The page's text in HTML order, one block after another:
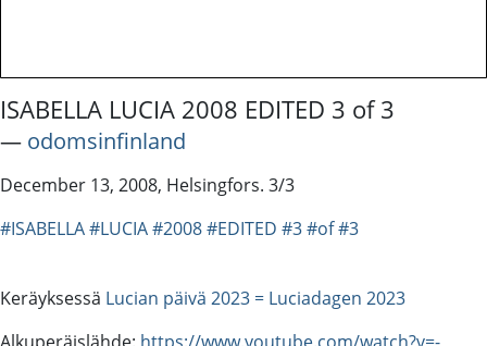
ISABELLA LUCIA 2008 EDITED 3 of 3
― odomsinfinland
December 13, 2008, Helsingfors. 3/3
#ISABELLA#LUCIA#2008#EDITED #3#of#3
Keräyksessä Lucian päivä 2023 = Luciadagen 2023